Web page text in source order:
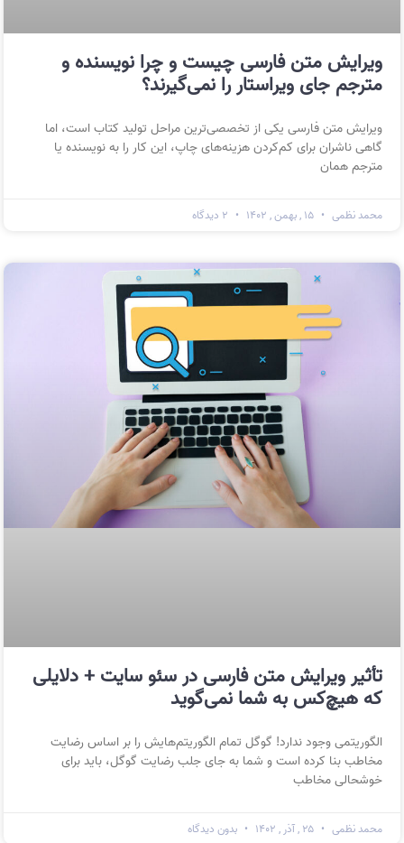
ویرایش متن فارسی چیست و چرا نویسنده و
مترجم جای ویراستار را نمی‌گیرند؟
ویرایش متن فارسی یکی از تخصصی‌ترین مراحل تولید کتاب است، اما
گاهی ناشران برای کم‌کردن هزینه‌های چاپ، این کار را به نویسنده یا
مترجم همان
محمد نظمی
تأثیر ویرایش متن فارسی در سئو سایت + دلایلی
که هیچ‌کس به شما نمی‌گوید
الگوریتمی وجود ندارد! گوگل تمام الگوریتم‌هایش را بر اساس رضایت
مخاطب بنا کرده است و شما به جای جلب رضایت گوگل، باید برای
خوشحالی مخاطب
محمد نظمی بدون دیدگاه